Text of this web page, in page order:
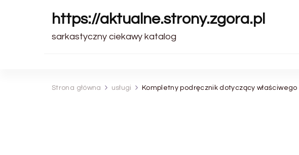
https://aktualne.strony.zgora.pl
sarkastyczny ciekawy katalog
Strona główna usługi Kompletny podręcznik dotyczący